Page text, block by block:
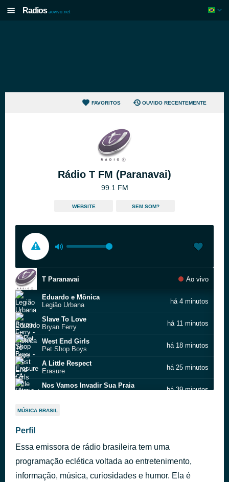
Radios aovivo.net
FAVORITOS OUVIDO RECENTEMENTE
Rádio T FM (Paranavai)
99.1 FM
WEBSITE SEM SOM?
T Paranavai Ao vivo
Eduardo e Mônica
Legião Urbana
há 4 minutos
Slave To Love
Bryan Ferry
há 11 minutos
West End Girls
Pet Shop Boys
há 18 minutos
A Little Respect
Erasure
há 25 minutos
Nos Vamos Invadir Sua Praia
há 39 minutos
T Paranavai
Dancing Queen
ABBA
T Paranavai há 1 hora
MÚSICA BRASIL
Perfil
Essa emissora de rádio brasileira tem uma
programação eclética voltada ao entretenimento,
informação, música, curiosidades e humor. Ela é